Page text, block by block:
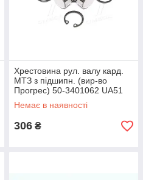
Хрестовина рул. валу кард.
МТЗ з підшипн. (вир-во
Прогрес) 50-3401062 UA51
Немає в наявності
306 ₴